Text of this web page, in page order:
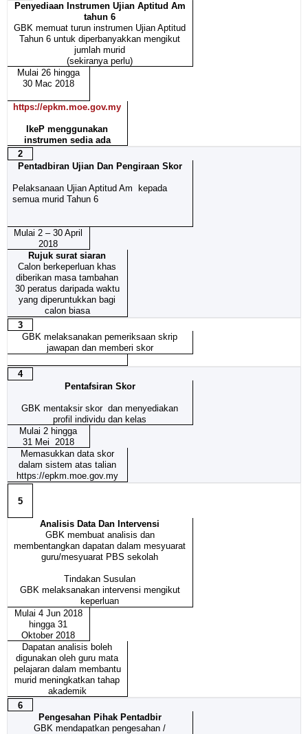
Penyediaan Instrumen Ujian Aptitud Am
tahun 6
GBK memuat turun instrumen Ujian Aptitud
Tahun 6 untuk diperbanyakkan mengikut
jumlah murid
(sekiranya perlu)
Mulai 26 hingga
30 Mac 2018
https://epkm.moe.gov.my
IkeP menggunakan
instrumen sedia ada
2
Pentadbiran Ujian Dan Pengiraan Skor
Pelaksanaan Ujian Aptitud Am kepada
semua murid Tahun 6
Mulai 2 – 30 April
2018
Rujuk surat siaran
Calon berkeperluan khas
diberikan masa tambahan
30 peratus daripada waktu
yang diperuntukkan bagi
calon biasa
3
GBK melaksanakan pemeriksaan skrip
jawapan dan memberi skor
4
Pentafsiran Skor
GBK mentaksir skor dan menyediakan
profil individu dan kelas
Mulai 2 hingga
31 Mei 2018
Memasukkan data skor
dalam sistem atas talian
https://epkm.moe.gov.my
5
Analisis Data Dan Intervensi
GBK membuat analisis dan
membentangkan dapatan dalam mesyuarat
guru/mesyuarat PBS sekolah
Tindakan Susulan
GBK melaksanakan intervensi mengikut
keperluan
Mulai 4 Jun 2018
hingga 31
Oktober 2018
Dapatan analisis boleh
digunakan oleh guru mata
pelajaran dalam membantu
murid meningkatkan tahap
akademik
6
Pengesahan Pihak Pentadbir
GBK mendapatkan pengesahan /